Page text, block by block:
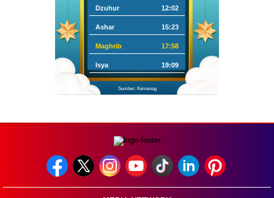
Dzuhur 12:02
Ashar 15:23
Maghrib 17:58
Isya 19:09
Sumber: Kemenag